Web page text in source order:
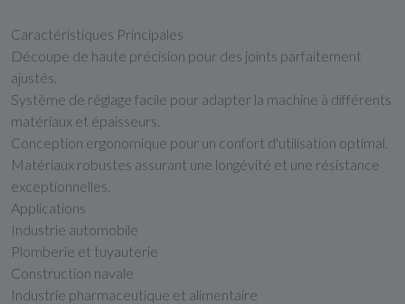
Caractéristiques Principales
Découpe de haute précision pour des joints parfaitement
ajustés.
Système de réglage facile pour adapter la machine à différents
matériaux et épaisseurs.
Conception ergonomique pour un confort d'utilisation optimal.
Matériaux robustes assurant une longévité et une résistance
exceptionnelles.
Applications
Industrie automobile
Plomberie et tuyauterie
Construction navale
Industrie pharmaceutique et alimentaire